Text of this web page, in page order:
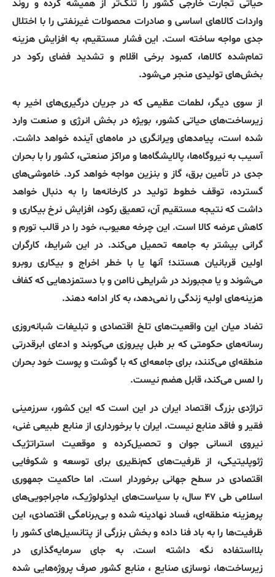
حیاتی تجارت خارجی کشور را تنگ‌تر از همیشه کرده و روند
واردات کالاهای اساسی و صادرات محصولات غیرنفتی را با اختلال
جدی مواجه ساخته است. این فشار مستقیم، به افزایش هزینه
تمام‌شده کالاها، کمبود برخی اقلام و تشدید فضای رکود در
بخش‌های تولیدی منجر می‌شود.
از سوی دیگر، لطمات عظیمی که در جریان درگیری‌های اخیر به
زیرساخت‌های حیاتی کشور، بویژه در بخش انرژی و صنعت وارد
شده است، پیامدهای ویرانگری در ماه‌های آینده خواهد داشت.
آسیب به نیروگاه‌ها، پالایشگاه‌ها و مراکز صنعتی، کشور را با بحران
جدی در تأمین برق، گاز و بنزین مواجه خواهد کرد. خاموشی‌های
گسترده، توقف خطوط تولید در کارخانه‌ها را به دنبال خواهد
داشت که نتیجه مستقیم آن، تعمیق رکود، افزایش نرخ بیکاری و
کاهش عرضه کالا است. این چرخه معیوب، خود را در قالب تورم و
گرانی بیشتر به جامعه تحمیل می‌کند. در این شرایط، کارگران
اولین قربانیان هستند؛ آنها یا با خطر اخراج و بیکاری روبرو
می‌شوند و یا مجبورند در شرایطی ناامن و با دستمزدهایی که کفاف
هزینه‌های اولیه زندگی را نمی‌دهد، به کار ادامه دهند.
تضاد میان این واقعیت‌های تلخ اقتصادی و تبلیغات شبانه‌روزی
رسانه‌های حکومتی که بر طبل پیروزی می‌کوبند و ادعای ابرقدرتی
منطقه‌ای می‌کنند، برای جامعه‌ای که با گوشت و پوست خود بحران
را لمس می‌کند، قابل هضم نیست.
تراژدی بزرگ اقتصاد ایران در این است که این کشور، سرزمینی
فقیر و فاقد منابع نیست. ایران با برخورداری از منابع طبیعی غنی،
نیروی انسانی جوان و تحصیل‌کرده و موقعیت استراتژیک
ژئوپلیتیکی، از ظرفیت‌های کم‌نظیری برای توسعه و شکوفایی
اقتصادی در سطح جهانی برخوردار است. اما حاکمیت جمهوری
اسلامی طی ۴۷ سال، با سیاست‌های ایدئولوژیک، ماجراجویی‌های
پرهزینه منطقه‌ای، فساد نهادینه شده و بی‌برنامگی اقتصادی، این
ظرفیت‌ها را به باد فنا داده و بخش بزرگی از پتانسیل‌های کشور را
بلااستفاده نگه داشته است. به جای سرمایه‌گذاری در
زیرساخت‌ها، نوسازی صنایع ، منابع کشور صرف پروژه‌هایی شده